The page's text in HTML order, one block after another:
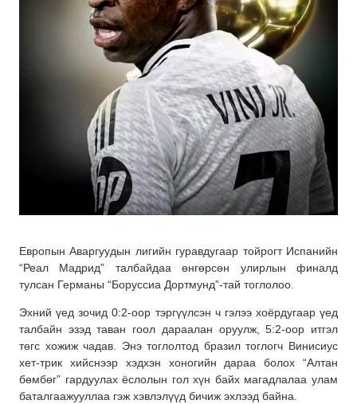
Европын Аваргуудын лигийн гуравдугаар тойрогт Испанийн
“Реал Мадрид” талбайдаа өнгөрсөн улирлын финалд
тулсан Германы “Боруссиа Дортмунд”-тай тоглолоо.
Эхний үед зочид 0:2-оор тэргүүлсэн ч гэлээ хоёрдугаар үед
талбайн эзэд таван гоол дараалан оруулж, 5:2-оор итгэл
төгс хожиж чадав. Энэ тоглолтод бразил тоглогч Винисиус
хет-трик хийснээр хэдхэн хоногийн дараа болох “Алтан
бөмбөг” гардуулах ёслолын гол хүн байх магадлалаа улам
баталгаажууллаа гэж хэвлэлүүд бичиж эхлээд байна.